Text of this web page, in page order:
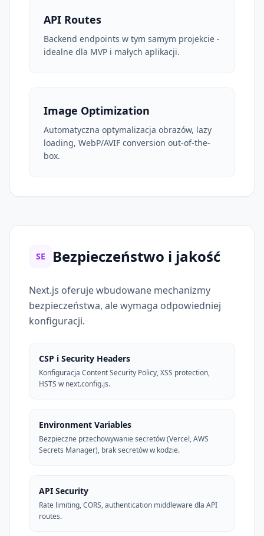
API Routes
Backend endpoints w tym samym projekcie -
idealne dla MVP i małych aplikacji.
Image Optimization
Automatyczna optymalizacja obrazów, lazy
loading, WebP/AVIF conversion out-of-the-
box.
SE Bezpieczeństwo i jakość
Next.js oferuje wbudowane mechanizmy
bezpieczeństwa, ale wymaga odpowiedniej
konfiguracji.
CSP i Security Headers
Konfiguracja Content Security Policy, XSS protection,
HSTS w next.config.js.
Environment Variables
Bezpieczne przechowywanie secretów (Vercel, AWS
Secrets Manager), brak secretów w kodzie.
API Security
Rate limiting, CORS, authentication middleware dla API
routes.